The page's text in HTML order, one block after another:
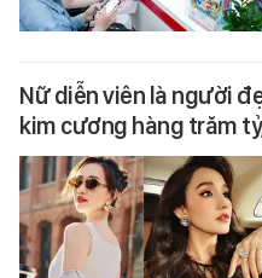
Nữ diễn viên là người
kim cương hàng trăm